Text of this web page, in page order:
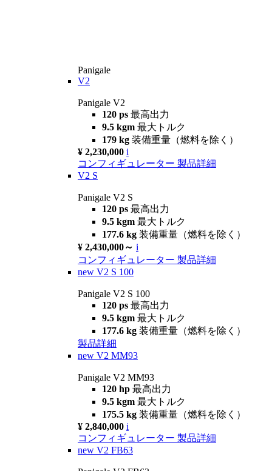
Panigale
V2
Panigale V2
120 ps 最高出力
9.5 kgm 最大トルク
179 kg 装備重量（燃料を除く）
¥ 2,230,000 i
コンフィギュレーター 製品詳細
V2 S
Panigale V2 S
120 ps 最高出力
9.5 kgm 最大トルク
177.6 kg 装備重量（燃料を除く）
¥ 2,430,000～ i
コンフィギュレーター 製品詳細
new V2 S 100
Panigale V2 S 100
120 ps 最高出力
9.5 kgm 最大トルク
177.6 kg 装備重量（燃料を除く）
製品詳細
new V2 MM93
Panigale V2 MM93
120 hp 最高出力
9.5 kgm 最大トルク
175.5 kg 装備重量（燃料を除く）
¥ 2,840,000 i
コンフィギュレーター 製品詳細
new V2 FB63